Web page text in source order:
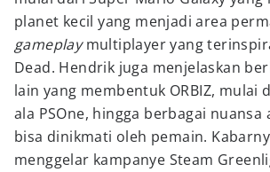
planet kecil yang menjadi area
gameplaymultiplayer yang
Dead. Hendrik juga menjelaskan
lain yang membentuk ORBIZ, mulai
ala PSOne, hingga berbagai nuansa
bisa dinikmati oleh pemain.
menggelar kampanye Steam